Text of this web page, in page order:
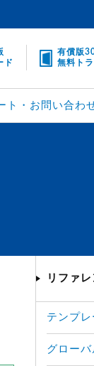
ド
有償版
無料ト
ト・お問い合わ
リファレ
テンプ
グロー